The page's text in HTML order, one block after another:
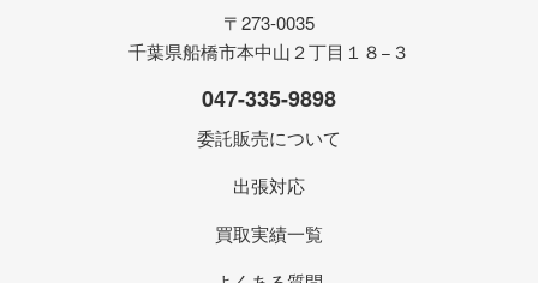
〒273-0035
千葉県船橋市本中山２丁目１８−３
047-335-9898
委託販売について
出張対応
買取実績一覧